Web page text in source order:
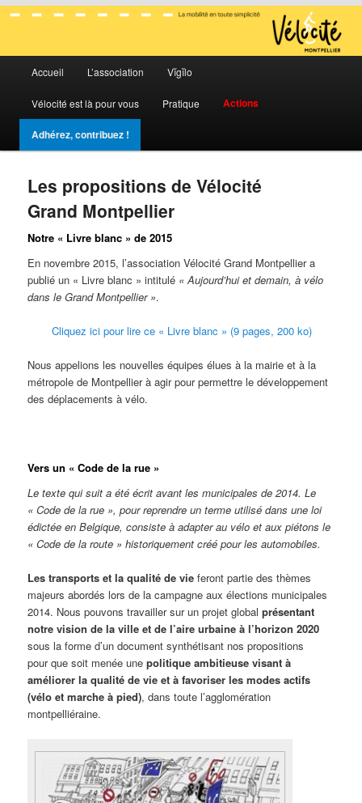
Vélocité Grand Montpellier
La mobilité en toute simplicité
Aller
au
contenu
Aller
au
contenu
Accueil L’association Vĭgĭlo
Vélocité est là pour vous Pratique Actions
Adhérez, contribuez !
Les propositions de Vélocité
Grand Montpellier
Notre « Livre blanc » de 2015
En novembre 2015, l’association Vélocité Grand Montpellier a
publié un « Livre blanc » intitulé « Aujourd’hui et demain, à vélo
dans le Grand Montpellier ».
Cliquez ici pour lire ce « Livre blanc » (9 pages, 200 ko)
Nous appelions les nouvelles équipes élues à la mairie et à la
métropole de Montpellier à agir pour permettre le développement
des déplacements à vélo.
Vers un « Code de la rue »
Le texte qui suit a été écrit avant les municipales de 2014. Le
« Code de la rue », pour reprendre un terme utilisé dans une loi
édictée en Belgique, consiste à adapter au vélo et aux piétons le
« Code de la route » historiquement créé pour les automobiles.
Les transports et la qualité de vie feront partie des thèmes
majeurs abordés lors de la campagne aux élections municipales
2014. Nous pouvons travailler sur un projet globalprésentant
notre vision de la ville et de l’aire urbaine à l’horizon 2020
sous la forme d’un document synthétisant nos propositions
pour que soit menée une politique ambitieuse visant à
améliorer la qualité de vie et à favoriser les modes actifs
(vélo et marche à pied), dans toute l’agglomération
montpelliéraine.